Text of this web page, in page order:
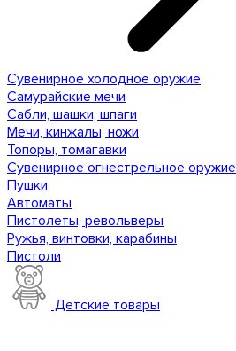
Сувенирное холодное оружие
Самурайские мечи
Сабли, шашки, шпаги
Мечи, кинжалы, ножи
Топоры, томагавки
Сувенирное огнестрельное оружие
Пушки
Автоматы
Пистолеты, револьверы
Ружья, винтовки, карабины
Пистоли
Детские товары